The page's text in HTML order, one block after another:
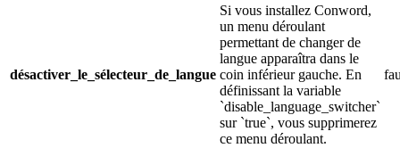
désactiver_le_sélecteur_de_langue
Si vous installez Conword,
un menu déroulant
permettant de changer de
langue apparaîtra dans le
coin inférieur gauche. En
définissant la variable
`disable_language_switcher`
sur `true`, vous supprimerez
ce menu déroulant.